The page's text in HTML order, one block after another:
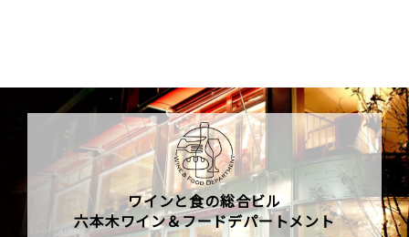
ワインと食の総合ビル
六本木ワイン＆フードデパートメント